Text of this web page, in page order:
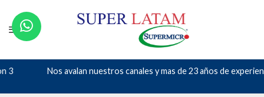
Nos avalan nuestros canales y mas de 23 años de experiencia